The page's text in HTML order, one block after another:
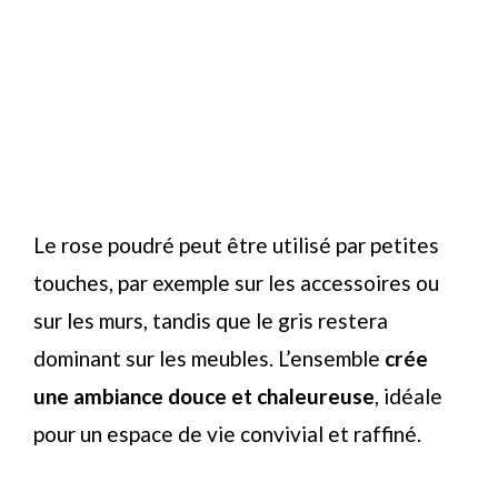
Le rose poudré peut être utilisé par petites
touches, par exemple sur les accessoires ou
sur les murs, tandis que le gris restera
dominant sur les meubles. L’ensemble crée
une ambiance douce et chaleureuse, idéale
pour un espace de vie convivial et raffiné.